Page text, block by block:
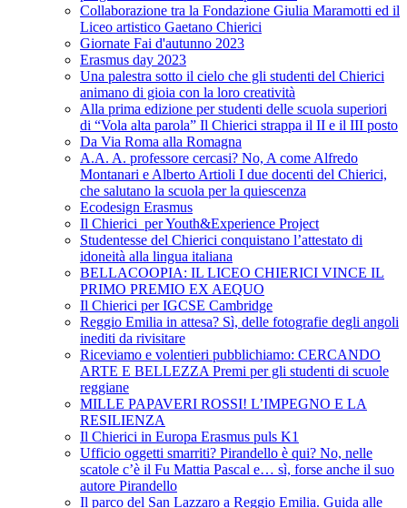
Collaborazione tra la Fondazione Giulia Maramotti ed il
Liceo artistico Gaetano Chierici
Giornate Fai d'autunno 2023
Erasmus day 2023
Una palestra sotto il cielo che gli studenti del Chierici
animano di gioia con la loro creatività
Alla prima edizione per studenti delle scuola superiori
di “Vola alta parola” Il Chierici strappa il II e il III posto
Da Via Roma alla Romagna
A.A. A. professore cercasi? No, A come Alfredo
Montanari e Alberto Artioli I due docenti del Chierici,
che salutano la scuola per la quiescenza
Ecodesign Erasmus
Il Chierici per Youth&Experience Project
Studentesse del Chierici conquistano l’attestato di
idoneità alla lingua italiana
BELLACOOPIA: IL LICEO CHIERICI VINCE IL
PRIMO PREMIO EX AEQUO
Il Chierici per IGCSE Cambridge
Reggio Emilia in attesa? Sì, delle fotografie degli angoli
inediti da rivisitare
Riceviamo e volentieri pubblichiamo: CERCANDO
ARTE E BELLEZZA Premi per gli studenti di scuole
reggiane
MILLE PAPAVERI ROSSI! L’IMPEGNO E LA
RESILIENZA
Il Chierici in Europa Erasmus puls K1
Ufficio oggetti smarriti? Pirandello è qui? No, nelle
scatole c’è il Fu Mattia Pascal e… sì, forse anche il suo
autore Pirandello
Il parco del San Lazzaro a Reggio Emilia. Guida alle